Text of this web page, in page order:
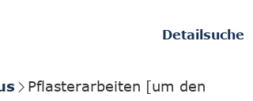
Detailsuche
Pflasterarbeiten [um den